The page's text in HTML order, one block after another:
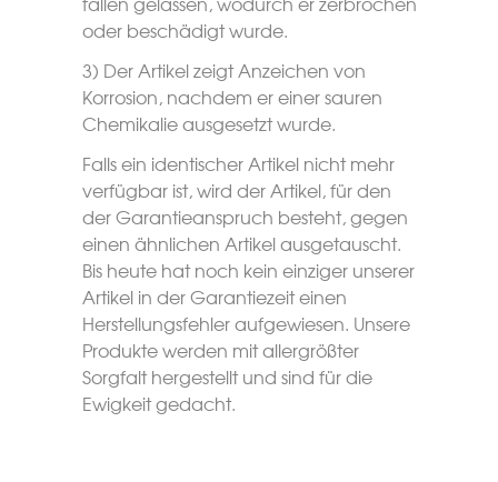
oder beschädigt wurde.
3) Der Artikel zeigt Anzeichen von
Korrosion, nachdem er einer sauren
Chemikalie ausgesetzt wurde.
Falls ein identischer Artikel nicht mehr
verfügbar ist, wird der Artikel, für den
der Garantieanspruch besteht, gegen
einen ähnlichen Artikel ausgetauscht.
Bis heute hat noch kein einziger unserer
Artikel in der Garantiezeit einen
Herstellungsfehler aufgewiesen. Unsere
Produkte werden mit allergrößter
Sorgfalt hergestellt und sind für die
Ewigkeit gedacht.